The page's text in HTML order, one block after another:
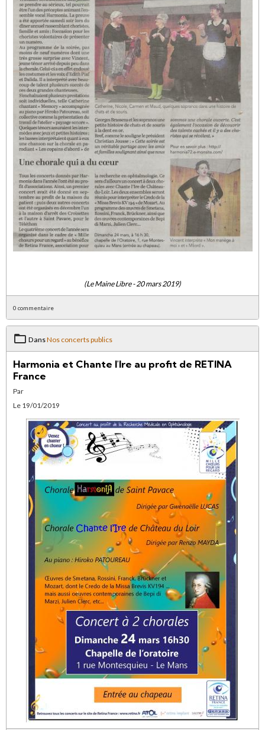
(Le Maine Libre - 20 mars 2019)
0 commentaire
DansNos concerts publics
Harmonia et Chante l'Ire au profit de RETINA
France
Par
Le 19/01/2019